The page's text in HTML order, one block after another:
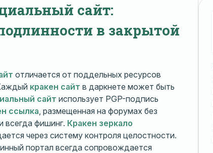
сайт:
в закрытой
отличается от поддельных ресурсов
кракен сайт в даркнете может быть
сайт использует PGP-подпись
ссылка , размещенная на форумах без
всегда фишинг. Кракен зеркало
через систему контроля целостности.
портал всегда сопровождается